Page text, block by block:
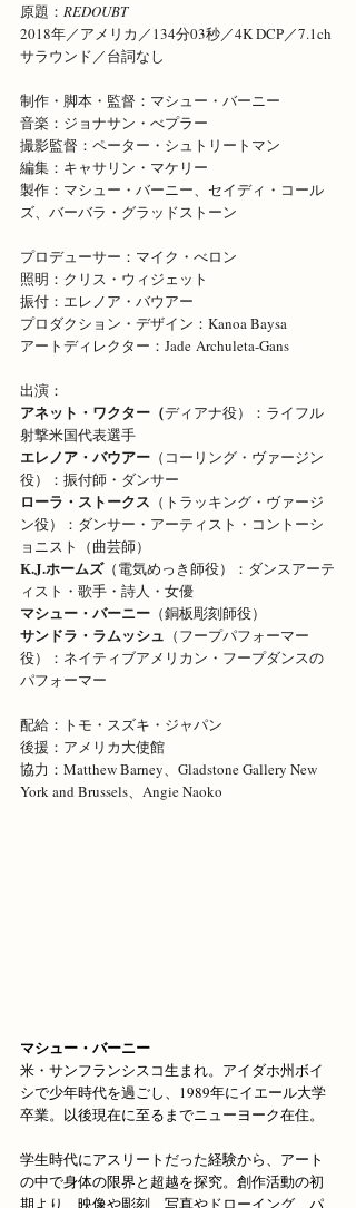
原題： REDOUBT
2018年／アメリカ／134分03秒／4K DCP／7.1ch
サラウンド／台詞なし
制作・脚本・監督：マシュー・バーニー
音楽：ジョナサン・べプラー
撮影監督：ペーター・シュトリートマン
編集：キャサリン・マケリー
製作：マシュー・バーニー、セイディ・コール
ズ、バーバラ・グラッドストーン
プロデューサー：マイク・べロン
照明：クリス・ウィジェット
振付：エレノア・バウアー
プロダクション・デザイン：Kanoa Baysa
アートディレクター：Jade Archuleta-Gans
出演：
アネット・ワクター（ディアナ役）：ライフル
射撃米国代表選手
エレノア・バウアー （コーリング・ヴァージン
役）：振付師・ダンサー
ローラ・ストークス （トラッキング・ヴァージ
ン役）：ダンサー・アーティスト・コントーシ
ョニスト（曲芸師）
K.J.ホームズ（電気めっき師役）：ダンスアーテ
ィスト・歌手・詩人・女優
マシュー・バーニー （銅板彫刻師役）
サンドラ・ラムッシュ （フープパフォーマー
役）：ネイティブアメリカン・フープダンスの
パフォーマー
配給：トモ・スズキ・ジャパン
後援：アメリカ大使館
協力：Matthew Barney、Gladstone Gallery New
York and Brussels、Angie Naoko
マシュー・バーニー
米・サンフランシスコ生まれ。アイダホ州ボイ
シで少年時代を過ごし、1989年にイエール大学
卒業。以後現在に至るまでニューヨーク在住。
学生時代にアスリートだった経験から、アート
の中で身体の限界と超越を探究。創作活動の初
期より、映像や彫刻、写真やドローイング、パ